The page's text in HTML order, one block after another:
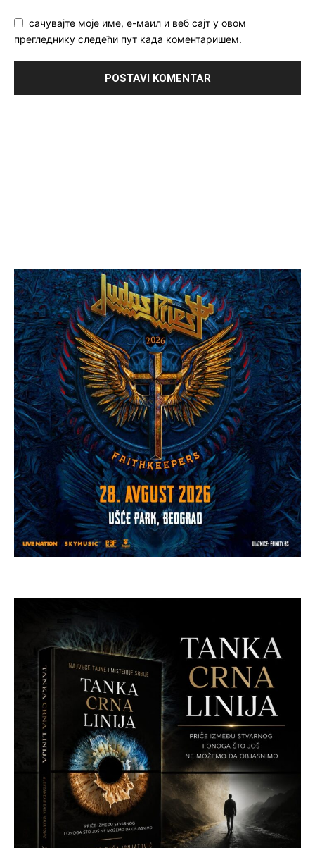
сачувајте моје име, е-маил и веб сајт у овом
прегледнику следећи пут када коментаришем.